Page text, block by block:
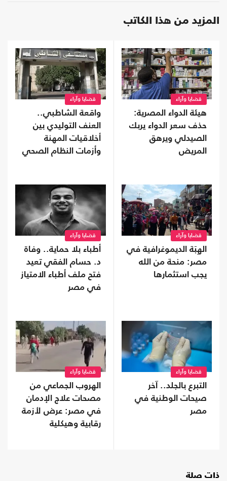
المزيد من هذا الكاتب
قضايا وآراء
هيئة الدواء المصرية:
حذف سعر الدواء يربك
الصيدلي ويرهق
المريض
قضايا وآراء
واقعة الشاطبي..
العنف التوليدي بين
أخلاقيات المهنة
وأزمات النظام الصحي
قضايا وآراء
الهِبَة الديموغرافية في
مصر: منحة من الله
يجب استثمارها
قضايا وآراء
أطباء بلا حماية.. وفاة
د. حسام الفقي تعيد
فتح ملف أطباء الامتياز
في مصر
قضايا وآراء
التبرع بالجلد.. آخر
صيحات الوطنية في
مصر
قضايا وآراء
الهروب الجماعي من
مصحات علاج الإدمان
في مصر: عرض لأزمة
رقابية وهيكلية
ذات صلة